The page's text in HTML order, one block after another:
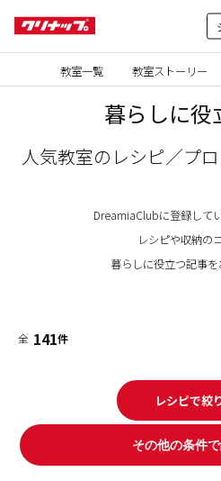
暮らしに役
人気教室のレシピ／プ
DreamiaClubに登録して
レシピや収納の
暮らしに役立つ記事を
教室一覧 教室ストーリー
全 141件
レシピで絞
その他の条件